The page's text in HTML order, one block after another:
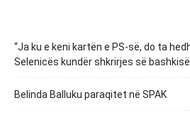
“Ja ku e keni kartën e PS-së, do ta
Selenicës kundër shkrirjes së
Belinda Balluku paraqitet në SPAK